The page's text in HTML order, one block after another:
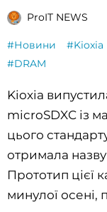
ProIT NEWS
#Новини #Kioxia
#DRAM
Kioxia
microSDXC із
цього
отримала
Прототип цієї
минулої осені,